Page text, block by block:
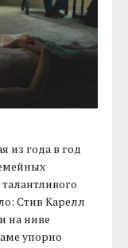
из года в год
Стив Карелл
на ниве
упорно